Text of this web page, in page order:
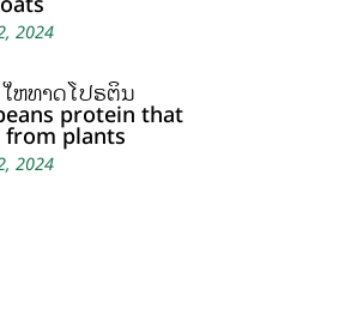
2024
ຫ້ທາດໂປຣຕິນ
protein that
from plants
2024